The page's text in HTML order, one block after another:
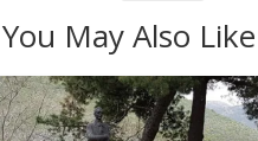
You May Also Like